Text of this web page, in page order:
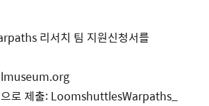
리서치 팀 지원신청서를
으로 제출: LoomshuttlesWarpaths_